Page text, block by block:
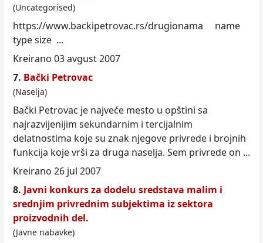
(Uncategorised)
https://www.backipetrovac.rs/drugionama name
type size ...
Kreirano 03 avgust 2007
7. Bački Petrovac
(Naselja)
Bački Petrovac je najveće mesto u opštini sa
najrazvijenijim sekundarnim i tercijalnim
delatnostima koje su znak njegove privrede i brojnih
funkcija koje vrši za druga naselja. Sem privrede on ...
Kreirano 26 jul 2007
8. Javni konkurs za dodelu sredstava malim i
srednjim privrednim subjektima iz sektora
proizvodnih del.
(Javne nabavke)